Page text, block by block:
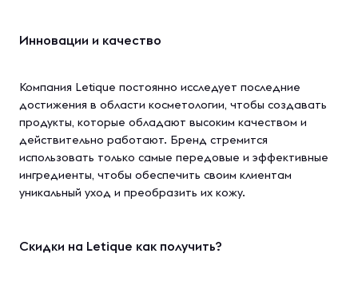
Инновации и качество
Компания Letique постоянно исследует последние
достижения в области косметологии, чтобы создавать
продукты, которые обладают высоким качеством и
действительно работают. Бренд стремится
использовать только самые передовые и эффективные
ингредиенты, чтобы обеспечить своим клиентам
уникальный уход и преобразить их кожу.
Скидки на Letique как получить?